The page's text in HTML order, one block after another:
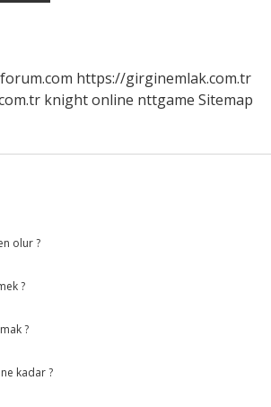
https://girginemlak.com.tr
knight online nttgame Sitemap
olur ?
?
?
ne kadar ?